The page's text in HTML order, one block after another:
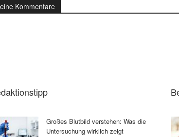
Kommentare
Großes Blutbild verstehen: Was die
Untersuchung wirklich zeigt